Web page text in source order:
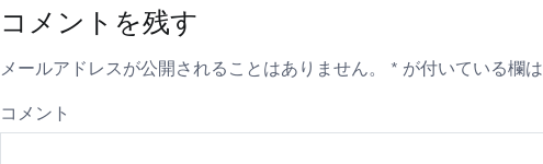
コメントを残す
メールアドレスが公開されることはありません。 *が付いている欄
コメント